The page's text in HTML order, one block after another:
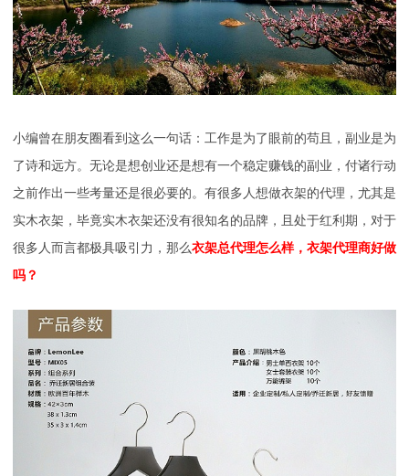
小编曾在朋友圈看到这么一句话：工作是为了眼前的苟且，副业是为
了诗和远方。无论是想创业还是想有一个稳定赚钱的副业，付诸行动
之前作出一些考量还是很必要的。有很多人想做衣架的代理，尤其是
实木衣架，毕竟实木衣架还没有很知名的品牌，且处于红利期，对于
很多人而言都极具吸引力，那么衣架总代理怎么样，衣架代理商好做
吗？